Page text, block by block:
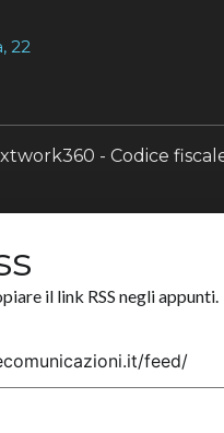
22
- Codice
il link RSS negli appunti.